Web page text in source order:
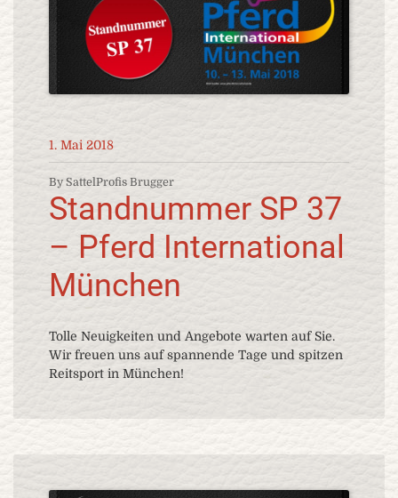
1. Mai 2018
By SattelProfis Brugger
Standnummer SP 37
– Pferd International
München
Tolle Neuigkeiten und Angebote warten auf Sie.
Wir freuen uns auf spannende Tage und spitzen
Reitsport in München!